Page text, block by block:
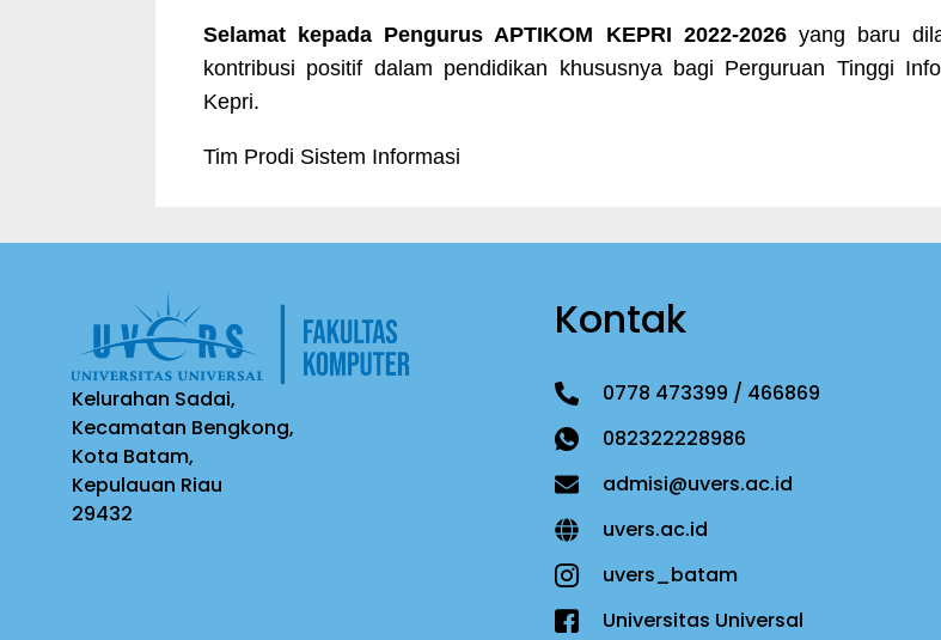
Selamat kepada Pengurus APTIKOM KEPRI 2022-2026yang baru
kontribusi positif dalam pendidikan khususnya bagi Perguruan Tinggi
Kepri.
Tim Prodi Sistem Informasi
Kelurahan Sadai,
Kecamatan Bengkong,
Kota Batam,
Kepulauan Riau
29432
Kontak
0778 473399 / 466869
082322228986
admisi@uvers.ac.id
uvers.ac.id
uvers_batam
Universitas Universal